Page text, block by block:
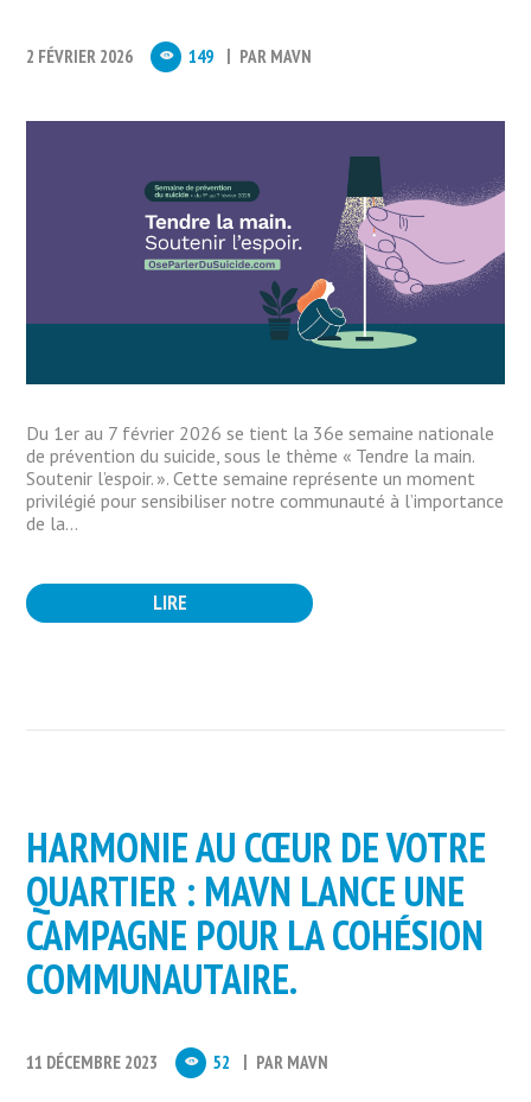
2 FÉVRIER 2026 149 PAR MAVN
Du 1er au 7 février 2026 se tient la 36e semaine nationale
de prévention du suicide, sous le thème « Tendre la main.
Soutenir l’espoir. ». Cette semaine représente un moment
privilégié pour sensibiliser notre communauté à l’importance
de la...
LIRE
HARMONIE AU CŒUR DE VOTRE
QUARTIER : MAVN LANCE UNE
CAMPAGNE POUR LA COHÉSION
COMMUNAUTAIRE.
11 DÉCEMBRE 2023 52 PAR MAVN